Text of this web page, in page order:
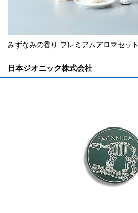
みずなみの香り プレミアムアロマセット
日本ジオニック株式会社